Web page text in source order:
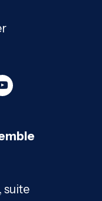
suite